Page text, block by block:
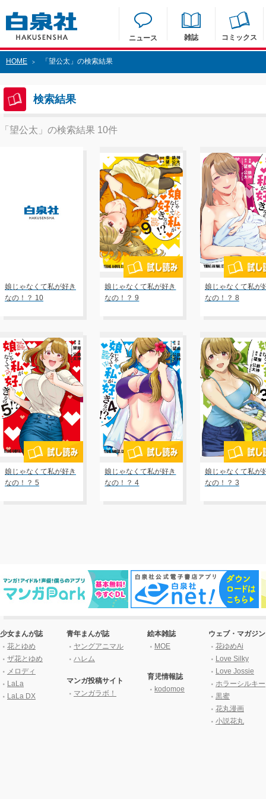
ニュース 雑誌 コミックス
HOME > 「望公太」の検索結果
検索結果
「望公太」の検索結果 10件
娘じゃなくて私が好き
なの！？ 10
娘じゃなくて私が好き
なの！？ 9
娘じゃなくて私が
なの！？ 8
娘じゃなくて私が好き
なの！？ 5
娘じゃなくて私が好き
なの！？ 4
娘じゃなくて私が
なの！？ 3
少女まんが誌
花とゆめ
ザ花とゆめ
メロディ
LaLa
LaLa DX
青年まんが誌
ヤングアニマル
ハレム
マンガ投稿サイト
マンガラボ！
絵本雑誌
MOE
育児情報誌
kodomoe
ウェブ・マガジン
花ゆめAi
Love Silky
Love Jossie
ホラーシルキー
黒蜜
花丸漫画
小説花丸